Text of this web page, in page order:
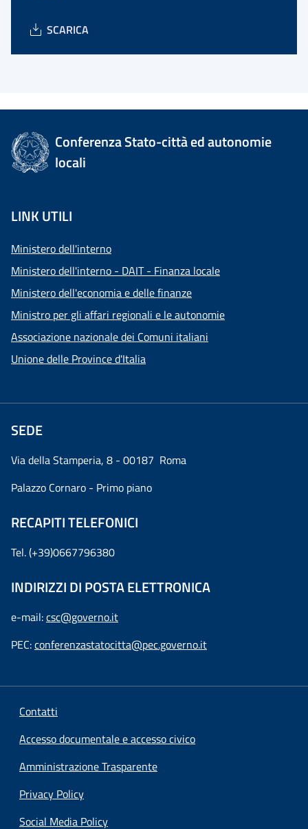
SCARICA
Conferenza Stato-città ed autonomie
locali
LINK UTILI
Ministero dell'interno
Ministero dell'interno - DAIT - Finanza locale
Ministero dell'economia e delle finanze
Ministro per gli affari regionali e le autonomie
Associazione nazionale dei Comuni italiani
Unione delle Province d'Italia
SEDE
Via della Stamperia, 8 - 00187 Roma
Palazzo Cornaro - Primo piano
RECAPITI TELEFONICI
Tel. (+39)0667796380
INDIRIZZI DI POSTA ELETTRONICA
e-mail:csc@governo.it
PEC:conferenzastatocitta@pec.governo.it
Contatti
Accesso documentale e accesso civico
Amministrazione Trasparente
Privacy Policy
Social Media Policy